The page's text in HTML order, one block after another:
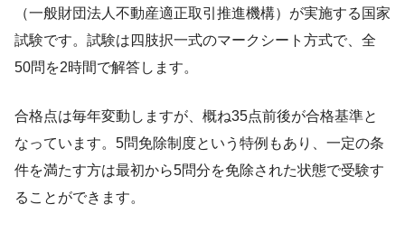
（一般財団法人不動産適正取引推進機構）が実施する国家
試験です。試験は四肢択一式のマークシート方式で、全
50問を2時間で解答します。
合格点は毎年変動しますが、概ね35点前後が合格基準と
なっています。5問免除制度という特例もあり、一定の条
件を満たす方は最初から5問分を免除された状態で受験す
ることができます。